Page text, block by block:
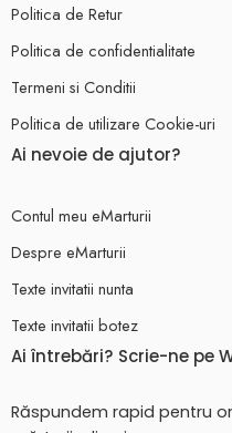
Politica de Retur
Politica de confidentialitate
Termeni si Conditii
Politica de utilizare Cookie-uri
Ai nevoie de ajutor?
Contul meu eMarturii
Despre eMarturii
Texte invitatii nunta
Texte invitatii botez
Ai întrebări? Scrie-ne pe
Răspundem rapid pentru